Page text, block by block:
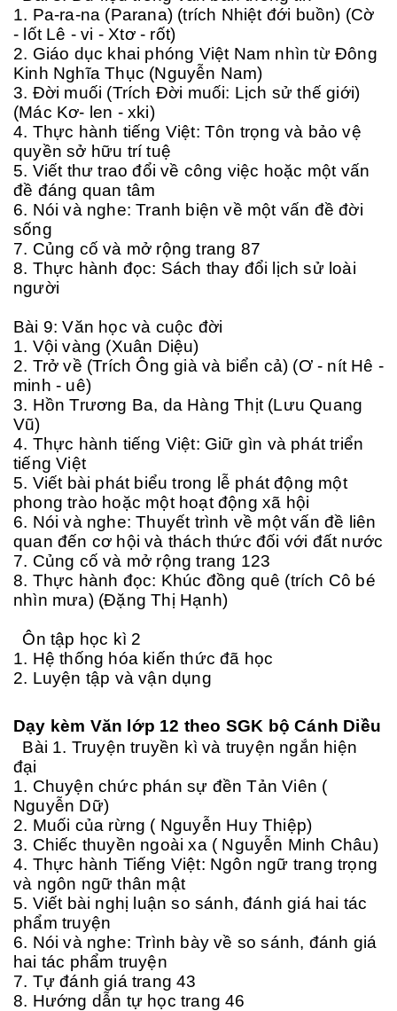
1. Pa-ra-na (Parana) (trích Nhiệt đới buồn) (Cờ
- lốt Lê - vi - Xtơ - rốt)
2. Giáo dục khai phóng Việt Nam nhìn từ Đông
Kinh Nghĩa Thục (Nguyễn Nam)
3. Đời muối (Trích Đời muối: Lịch sử thế giới)
(Mác Kơ- len - xki)
4. Thực hành tiếng Việt: Tôn trọng và bảo vệ
quyền sở hữu trí tuệ
5. Viết thư trao đổi về công việc hoặc một vấn
đề đáng quan tâm
6. Nói và nghe: Tranh biện về một vấn đề đời
sống
7. Củng cố và mở rộng trang 87
8. Thực hành đọc: Sách thay đổi lịch sử loài
người
Bài 9: Văn học và cuộc đời
1. Vội vàng (Xuân Diệu)
2. Trở về (Trích Ông già và biển cả) (Ơ - nít Hê -
minh - uê)
3. Hồn Trương Ba, da Hàng Thịt (Lưu Quang
Vũ)
4. Thực hành tiếng Việt: Giữ gìn và phát triển
tiếng Việt
5. Viết bài phát biểu trong lễ phát động một
phong trào hoặc một hoạt động xã hội
6. Nói và nghe: Thuyết trình về một vấn đề liên
quan đến cơ hội và thách thức đối với đất nước
7. Củng cố và mở rộng trang 123
8. Thực hành đọc: Khúc đồng quê (trích Cô bé
nhìn mưa) (Đặng Thị Hạnh)
Ôn tập học kì 2
1. Hệ thống hóa kiến thức đã học
2. Luyện tập và vận dụng
Dạy kèm Văn lớp 12 theo SGK bộ Cánh Diều
Bài 1. Truyện truyền kì và truyện ngắn hiện
đại
1. Chuyện chức phán sự đền Tản Viên (
Nguyễn Dữ)
2. Muối của rừng ( Nguyễn Huy Thiệp)
3. Chiếc thuyền ngoài xa ( Nguyễn Minh Châu)
4. Thực hành Tiếng Việt: Ngôn ngữ trang trọng
và ngôn ngữ thân mật
5. Viết bài nghị luận so sánh, đánh giá hai tác
phẩm truyện
6. Nói và nghe: Trình bày về so sánh, đánh giá
hai tác phẩm truyện
7. Tự đánh giá trang 43
8. Hướng dẫn tự học trang 46